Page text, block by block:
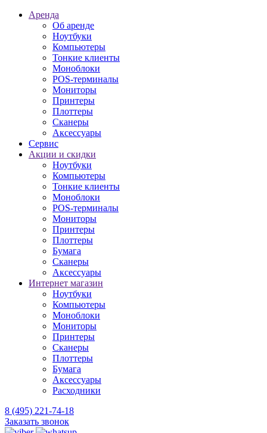
Аренда
Об аренде
Ноутбуки
Компьютеры
Тонкие клиенты
Моноблоки
POS-терминалы
Мониторы
Принтеры
Плоттеры
Сканеры
Аксессуары
Сервис
Акции и скидки
Ноутбуки
Компьютеры
Тонкие клиенты
Моноблоки
POS-терминалы
Мониторы
Принтеры
Плоттеры
Бумага
Сканеры
Аксессуары
Интернет магазин
Ноутбуки
Компьютеры
Моноблоки
Мониторы
Принтеры
Сканеры
Плоттеры
Бумага
Аксессуары
Расходники
8 (495) 221-74-18
Заказать звонок